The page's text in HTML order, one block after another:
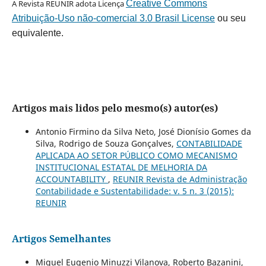
A Revista REUNIR adota LicençaCreative Commons
Atribuição-Uso não-comercial 3.0 Brasil Licenseou seu
equivalente.
Artigos mais lidos pelo mesmo(s) autor(es)
Antonio Firmino da Silva Neto, José Dionísio Gomes da
Silva, Rodrigo de Souza Gonçalves, CONTABILIDADE
APLICADA AO SETOR PÚBLICO COMO MECANISMO
INSTITUCIONAL ESTATAL DE MELHORIA DA
ACCOUNTABILITY , REUNIR Revista de Administração
Contabilidade e Sustentabilidade: v. 5 n. 3 (2015):
REUNIR
Artigos Semelhantes
Miguel Eugenio Minuzzi Vilanova, Roberto Bazanini,